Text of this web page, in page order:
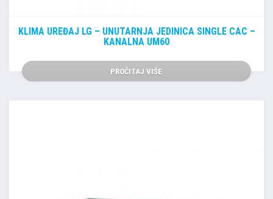
KLIMA UREĐAJ LG – UNUTARNJA JEDINICA SINGLE CAC –
KANALNA UM60
PROČITAJ VIŠE